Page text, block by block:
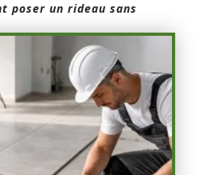
poser un rideau sans